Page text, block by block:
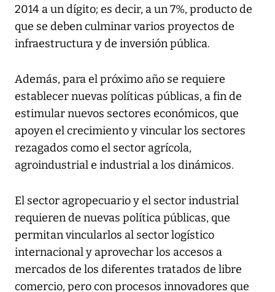
2014 a un dígito; es decir, a un 7%, producto de
que se deben culminar varios proyectos de
infraestructura y de inversión pública.
Además, para el próximo año se requiere
establecer nuevas políticas públicas, a fin de
estimular nuevos sectores económicos, que
apoyen el crecimiento y vincular los sectores
rezagados como el sector agrícola,
agroindustrial e industrial a los dinámicos.
El sector agropecuario y el sector industrial
requieren de nuevas política públicas, que
permitan vincularlos al sector logístico
internacional y aprovechar los accesos a
mercados de los diferentes tratados de libre
comercio, pero con procesos innovadores que